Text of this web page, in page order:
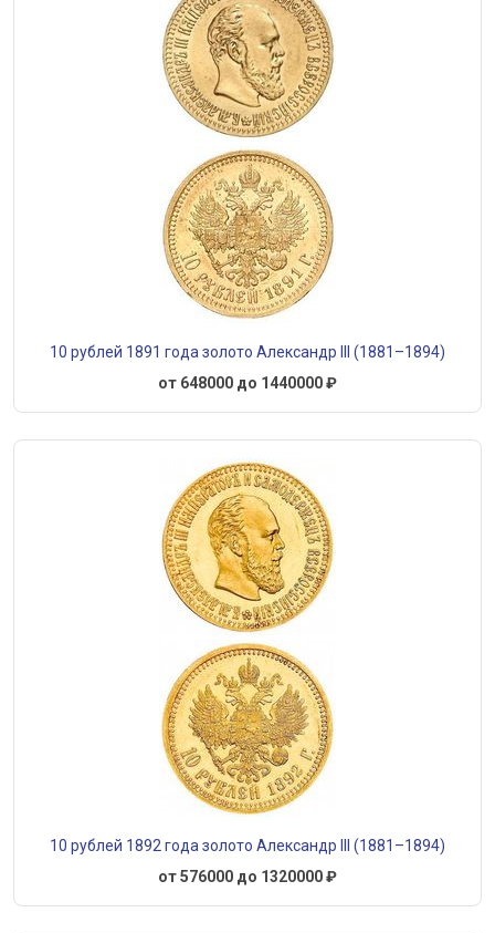
10 рублей 1891 года золото Александр III (1881–1894)
от 648000 до 1440000 ₽
10 рублей 1892 года золото Александр III (1881–1894)
от 576000 до 1320000 ₽